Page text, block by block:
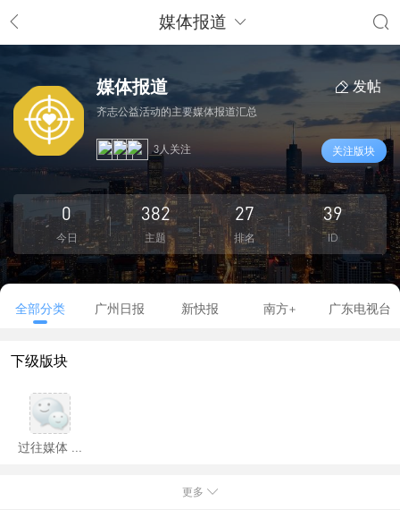
媒体报道
媒体报道
齐志公益活动的主要媒体报道汇总
发帖
3人关注 关注版块
0
今日
382
主题
27
排名
39
ID
全部分类 广州日报 新快报 南方+ 广东电视台
下级版块
过往媒体 ...
更多